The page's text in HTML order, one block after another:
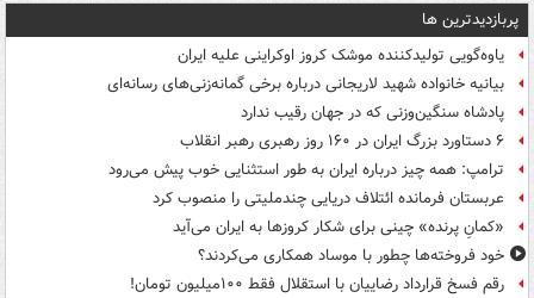
پربازدیدترین ها
یاوه‌گویی تولیدکننده موشک کروز اوکراینی علیه ایران
بیانیه خانواده شهید لاریجانی درباره برخی گمانه‌زنی‌های رسانه‌ای
پادشاه سنگین‌وزنی که در جهان رقیب ندارد
۶ دستاورد بزرگ ایران در ۱۶۰ روز رهبری رهبر انقلاب
ترامپ: همه چیز درباره ایران به طور استثنایی خوب پیش می‌رود
عربستان فرمانده ائتلاف دریایی چندملیتی را منصوب کرد
«کمانِ پرنده» چینی برای شکار کروزها به ایران می‌آید
خود فروخته‌ها چطور با موساد همکاری می‌کردند؟
رقم فسخ قرارداد رضاییان با استقلال فقط ۱۰۰میلیون تومان!